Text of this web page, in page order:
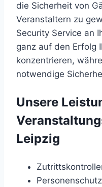
die Sicherheit von
Veranstaltern zu
Security Service an
ganz auf den Erfolg
konzentrieren,
notwendige
Unsere
Leipzig